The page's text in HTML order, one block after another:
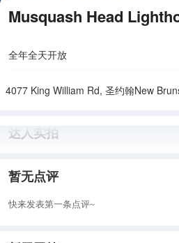
Musquash Head
全年全天开放
4077 King William Rd, 圣约翰New
达人实拍
暂无点评
快来发表第一条点评~